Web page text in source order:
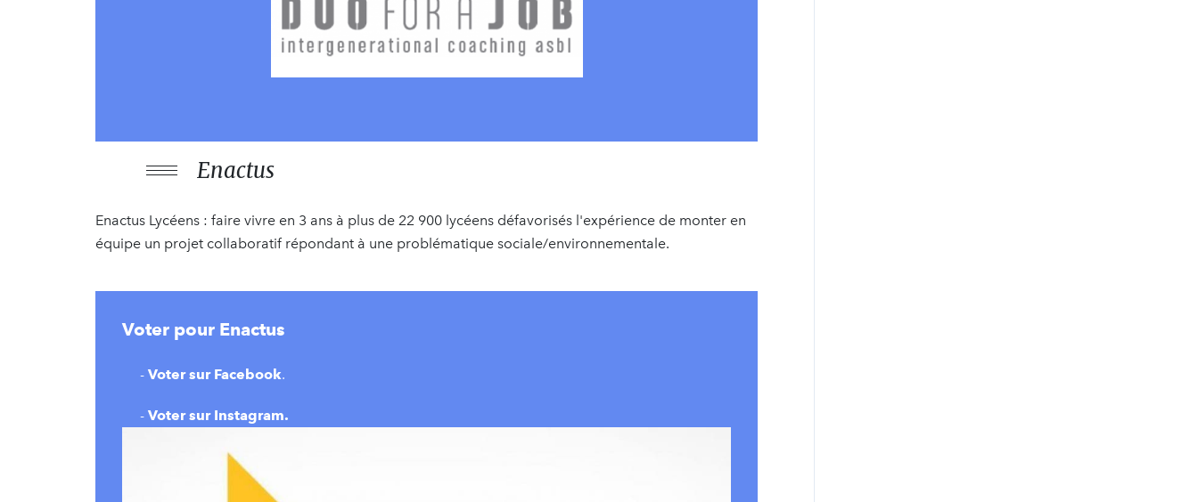
Enactus
Enactus Lycéens : faire vivre en 3 ans à plus de 22 900 lycéens défavorisés l'expérience de monter en
équipe un projet collaboratif répondant à une problématique sociale/environnementale.
Voter pour Enactus
- Voter sur Facebook.
- Voter sur Instagram.